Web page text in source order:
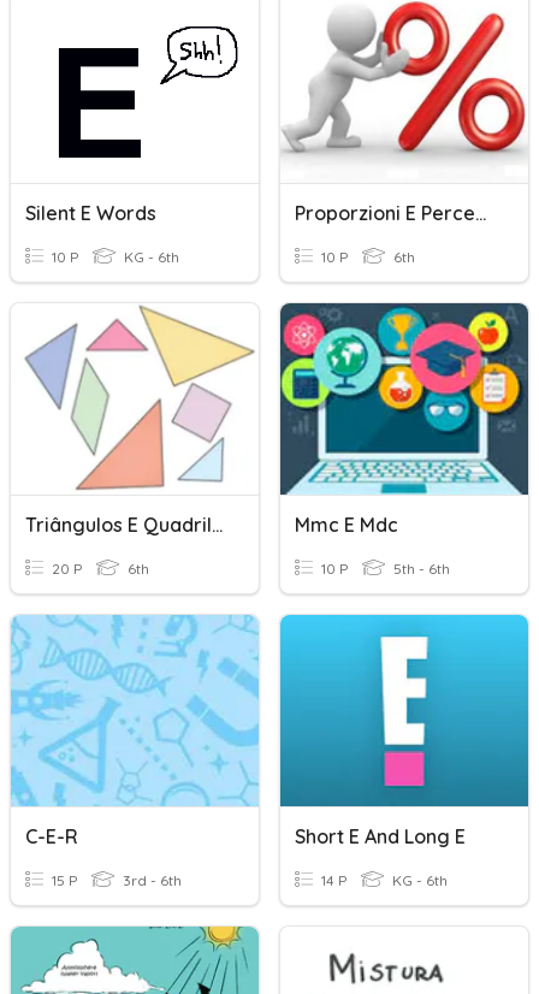
Silent E Words
10 P KG - 6th
Proporzioni E Percentuali
10 P 6th
Triângulos E Quadriláteros
20 P 6th
Mmc E Mdc
10 P 5th - 6th
C-E-R
15 P 3rd - 6th
Short E And Long E
14 P KG - 6th